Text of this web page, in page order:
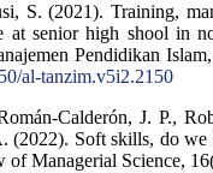
S. (2021). Training,
at senior high shool in
Pendidikan
al-tanzim.v5i2.2150
Calderón, J. P.,
(2022). Soft skills, do
of Managerial Science,